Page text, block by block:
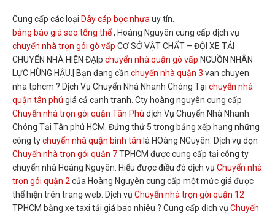
Cung cấp các loại Dây cáp bọc nhựa uy tín.
bảng báo giá seo tổng thể, Hoàng Nguyên cung cấp dịch vụ
chuyển nhà trọn gói gò vấp CƠ SỞ VẬT CHẤT – ĐỘI XE TẢI
CHUYỂN NHÀ HIỆN ĐẠIp chuyển nhà quận gò vấp NGUỒN NHÂN
LỰC HÙNG HẬU.| Bạn đang cần chuyển nhà quận 3 van chuyen
nha tphcm ? Dịch Vụ Chuyển Nhà Nhanh Chóng Tại chuyển nhà
quận tân phú giá cả cạnh tranh. Cty hoàng nguyên cung cấp
Chuyển nhà trọn gói quận Tân Phú dịch Vụ Chuyển Nhà Nhanh
Chóng Tại Tân phú HCM. Đứng thứ 5 trong bảng xếp hạng những
công tychuyển nhà quận bình tân là HOàng NGuyên. Dịch vụ dọn
Chuyển nhà trọn gói quận 7TPHCM được cung cấp tại công ty
chuyển nhà Hoàng Nguyên. Hiểu được điều đó dịch vụ Chuyển nhà
trọn gói quận 2 của Hoàng Nguyên cung cấp một mức giá được
thể hiện trên trang web. Dịch vụ Chuyển nhà trọn gói quận 12
TPHCM bằng xe taxi tải giá bao nhiêu ? Cung cấp dịch vụ Chuyển